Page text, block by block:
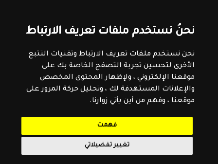
نحنُ نستخدم ملفات تعريف الارتباط
نحن نستخدم ملفات تعريف الارتباط وتقنيات التتبع
الأخرى لتحسين تجربة التصفح الخاصة بك على
موقعنا الإلكتروني ، ولإظهار المحتوى المخصص
والإعلانات المستهدفة لك ، وتحليل حركة المرور على
موقعنا ، وفهم من أين يأتي زوارنا.
فهمت
تغيير تفضيلاتي